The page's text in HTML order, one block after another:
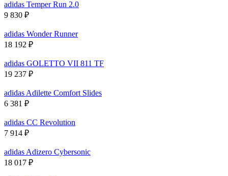
adidas Temper Run 2.0
9 830 ₽
adidas Wonder Runner
18 192 ₽
adidas GOLETTO VII 811 TF
19 237 ₽
adidas Adilette Comfort Slides
6 381 ₽
adidas CC Revolution
7 914 ₽
adidas Adizero Cybersonic
18 017 ₽